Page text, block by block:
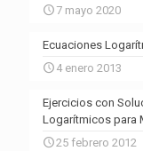
7 mayo 2020
Ecuaciones
4 enero 2013
Ejercicios con
Logarítmicos para
25 febrero 2012